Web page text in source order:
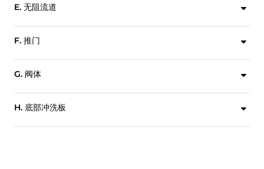
E. 无阻流道
F. 推门
G. 阀体
H. 底部冲洗板